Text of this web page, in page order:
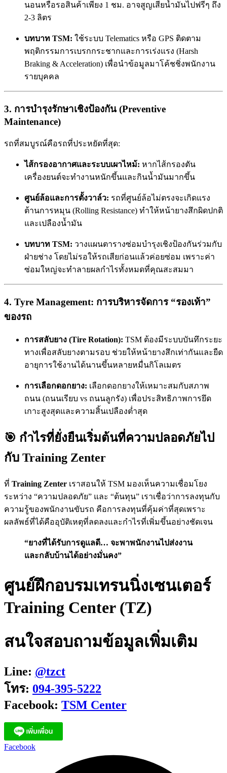
นอนหรือรอสินค้าเพียง 1 ชม. อาจสูญเสียน้ำมันไปฟรีๆ ถึง
2-3 ลิตร
บทบาท TSM: ใช้ระบบ Telematics หรือ GPS ติดตาม
พฤติกรรมการเบรกกระชากและการเร่งแรง (Harsh
Braking & Acceleration) เพื่อนำข้อมูลมาโค้ชชิ่งพนักงาน
รายบุคคล
3. การบำรุงรักษาเชิงป้องกัน (Preventive
Maintenance)
รถที่สมบูรณ์คือรถที่ประหยัดที่สุด:
ไส้กรองอากาศและระบบเผาไหม้: หากไส้กรองตัน
เครื่องยนต์จะทำงานหนักขึ้นและกินน้ำมันมากขึ้น
ศูนย์ล้อและการตั้งวาล์ว: รถที่ศูนย์ล้อไม่ตรงจะเกิดแรง
ต้านการหมุน (Rolling Resistance) ทำให้หน้ายางสึกผิดปกติ
และเปลืองน้ำมัน
บทบาท TSM: วางแผนตารางซ่อมบำรุงเชิงป้องกันร่วมกับ
ฝ่ายช่าง โดยไม่รอให้รถเสียก่อนแล้วค่อยซ่อม เพราะค่า
ซ่อมใหญ่จะทำลายผลกำไรทั้งหมดที่คุณสะสมมา
4. Tyre Management: การบริหารจัดการ “รองเท้า”
ของรถ
การสลับยาง (Tire Rotation): TSM ต้องมีระบบบันทึกระยะ
ทางเพื่อสลับยางตามรอบ ช่วยให้หน้ายางสึกเท่ากันและยืด
อายุการใช้งานได้นานขึ้นหลายหมื่นกิโลเมตร
การเลือกดอกยาง: เลือกดอกยางให้เหมาะสมกับสภาพ
ถนน (ถนนเรียบ vs ถนนลูกรัง) เพื่อประสิทธิภาพการยึด
เกาะสูงสุดและความสิ้นเปลืองต่ำสุด
🎯 กำไรที่ยั่งยืนเริ่มต้นที่ความปลอดภัยไป
กับ Training Zenter
ที่ Training Zenter เราสอนให้ TSM มองเห็นความเชื่อมโยง
ระหว่าง “ความปลอดภัย” และ “ต้นทุน” เราเชื่อว่าการลงทุนกับ
ความรู้ของพนักงานขับรถ คือการลงทุนที่คุ้มค่าที่สุดเพราะ
ผลลัพธ์ที่ได้คืออุบัติเหตุที่ลดลงและกำไรที่เพิ่มขึ้นอย่างชัดเจน
“ยางที่ได้รับการดูแลดี… จะพาพนักงานไปส่งงาน
และกลับบ้านได้อย่างมั่นคง”
ศูนย์ฝึกอบรมเทรนนิ่งเซนเตอร์
Training Center (TZ)
สนใจสอบถามข้อมูลเพิ่มเติม
Line: @tzct
โทร: 094-395-5222
Facebook: TSM Center
Facebook